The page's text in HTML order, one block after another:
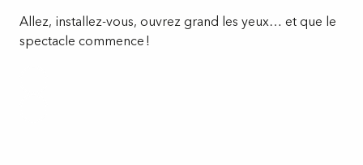
Allez, installez-vous, ouvrez grand les yeux… et que le
spectacle commence !